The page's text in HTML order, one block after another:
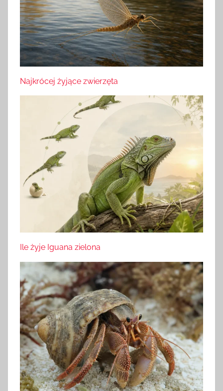
Najkrócej żyjące zwierzęta
Ile żyje Iguana zielona